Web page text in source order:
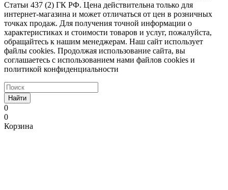
Статьи 437 (2) ГК РФ. Цена действительна только для
интернет-магазина и может отличаться от цен в розничных
точках продаж. Для получения точной информации о
характеристиках и стоимости товаров и услуг, пожалуйста,
обращайтесь к нашим менеджерам. Наш сайт использует
файлы cookies. Продолжая использование сайта, вы
соглашаетесь с использованием нами файлов cookies и
политикой конфиденциальности
Найти
0
0
Корзина